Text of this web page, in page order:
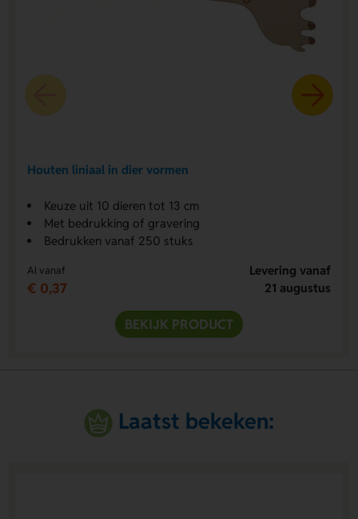
Houten liniaal in dier vormen
Keuze uit 10 dieren tot 13 cm
Met bedrukking of gravering
Bedrukken vanaf 250 stuks
Al vanaf
€ 0,37
Levering vanaf
21 augustus
BEKIJK PRODUCT
Laatst bekeken: